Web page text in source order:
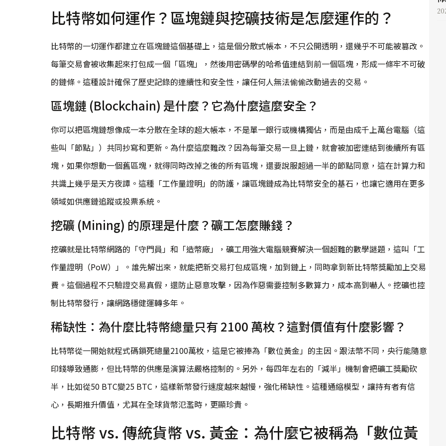
比特幣如何運作？區塊鏈與挖礦技術是怎麼運作的？
比特幣的一切運作都建立在區塊鏈這個基礎上，這是個分散式帳本，不只公開透明，還幾乎不可能被篡改。
每筆交易會被收集起來打包成一個「區塊」，然後用密碼學的哈希值連結到前一個區塊，形成一條牢不可破
的鏈條。這種設計確保了歷史記錄的連續性和安全性，讓任何人無法偷偷改動過去的交易。
區塊鏈 (Blockchain) 是什麼？它為什麼這麼安全？
你可以把區塊鏈想像成一本分散在全球的超大帳本，不是單一銀行或機構獨佔，而是由成千上萬台電腦（這
些叫「節點」）共同抄寫和更新。為什麼這麼難改？因為每筆交易一旦上鏈，就會被加密連結到後續所有區
塊，如果你想動一個舊區塊，就得同時改掉之後的所有區塊，還要說服超過一半的節點同意，這在計算力和
共識上幾乎是天方夜譚。這種「工作量證明」的防護，讓區塊鏈成為比特幣安全的基石，也讓它適用在更多
領域如供應鏈追蹤或投票系統。
挖礦 (Mining) 的原理是什麼？礦工怎麼賺錢？
挖礦就是比特幣網路的「守門員」和「造幣廠」，礦工用強大電腦競賽解決一個超難的數學謎題，這叫「工
作量證明（PoW）」。誰先解出來，就能把新交易打包成區塊，加到鏈上，同時拿到新比特幣獎勵加上交易
費。這個過程不只驗證交易真假，還防止惡意攻擊，因為作惡需要控制多數算力，成本高到嚇人。挖礦也控
制比特幣發行，讓網路穩健運轉多年。
稀缺性：為什麼比特幣總量只有 2100 萬枚？這對價值有什麼影響？
比特幣從一開始就程式碼鎖死總量2100萬枚，這是它被捧為「數位黃金」的主因。跟法幣不同，央行能隨意
印錢導致通膨，但比特幣的供應是演算法嚴格控制的。另外，每四年左右的「減半」機制會把礦工獎勵砍
半，比如從50 BTC變25 BTC，這樣新幣發行速度越來越慢，強化稀缺性。這種通縮模型，讓持有者有信
心，長期推升價值，尤其在全球貨幣氾濫時，更顯珍貴。
比特幣 vs. 傳統貨幣 vs. 黃金：為什麼它被稱為「數位黃